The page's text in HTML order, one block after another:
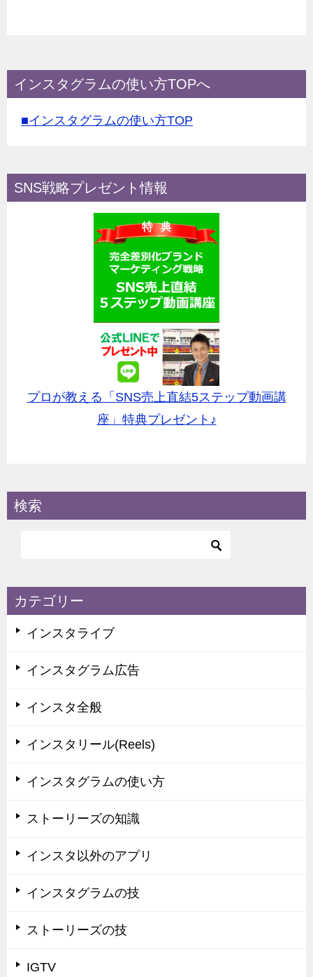
インスタグラムの使い方TOPへ
■インスタグラムの使い方TOP
SNS戦略プレゼント情報
プロが教える「SNS売上直結5ステップ動画講
座」特典プレゼント♪
検索
カテゴリー
インスタライブ
インスタグラム広告
インスタ全般
インスタリール(Reels)
インスタグラムの使い方
ストーリーズの知識
インスタ以外のアプリ
インスタグラムの技
ストーリーズの技
IGTV